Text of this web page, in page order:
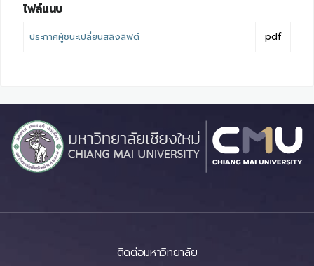
ไฟล์แนบ
ประกาศผู้ชนะเปลี่ยนสลิงลิฟต์ pdf
ติดต่อมหาวิทยาลัย